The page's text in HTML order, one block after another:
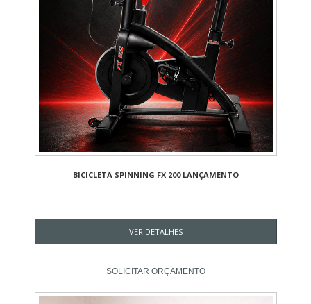
BICICLETA SPINNING FX 200 LANÇAMENTO
VER DETALHES
SOLICITAR ORÇAMENTO